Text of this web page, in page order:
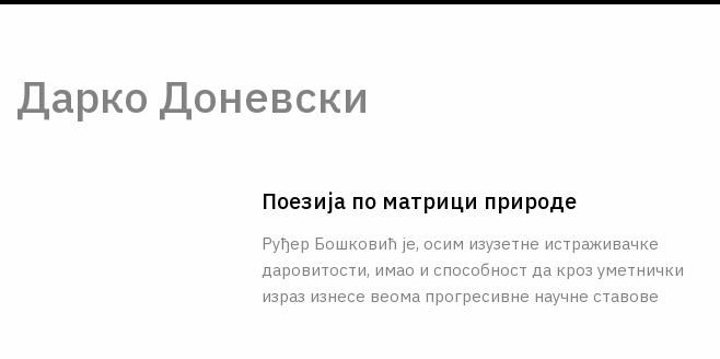
Дарко Доневски
Поезија по матрици природе
Руђер Бошковић је, осим изузетне истраживачке
даровитости, имао и способност да кроз уметнички
израз изнесе веома прогресивне научне ставове